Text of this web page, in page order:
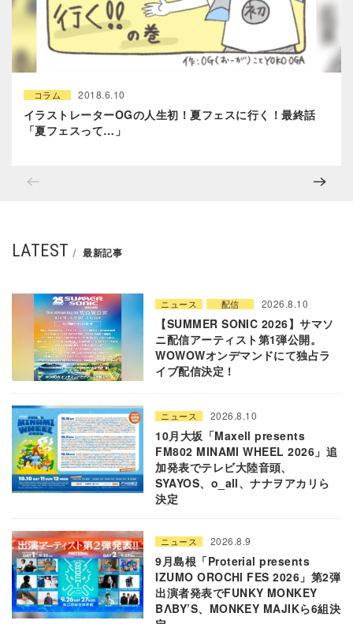
コラム 2018.6.10
イラストレーターOGの人生初！夏フェスに行く！最終話
「夏フェスって…」
LATEST 最新記事
ニュース 配信 2026.8.10
【SUMMER SONIC 2026】サマソ
ニ配信アーティスト第1弾公開。
WOWOWオンデマンドにて独占ラ
イブ配信決定！
ニュース 2026.8.10
10月大坂「Maxell presents
FM802 MINAMI WHEEL 2026」追
加発表でテレビ大陸音頭、
SYAYOS、o_all、ナナヲアカリら
決定
ニュース 2026.8.9
9月島根「Proterial presents
IZUMO OROCHI FES 2026」第2弾
出演者発表でFUNKY MONKEY
BΛBY’S、MONKEY MAJIKら6組決